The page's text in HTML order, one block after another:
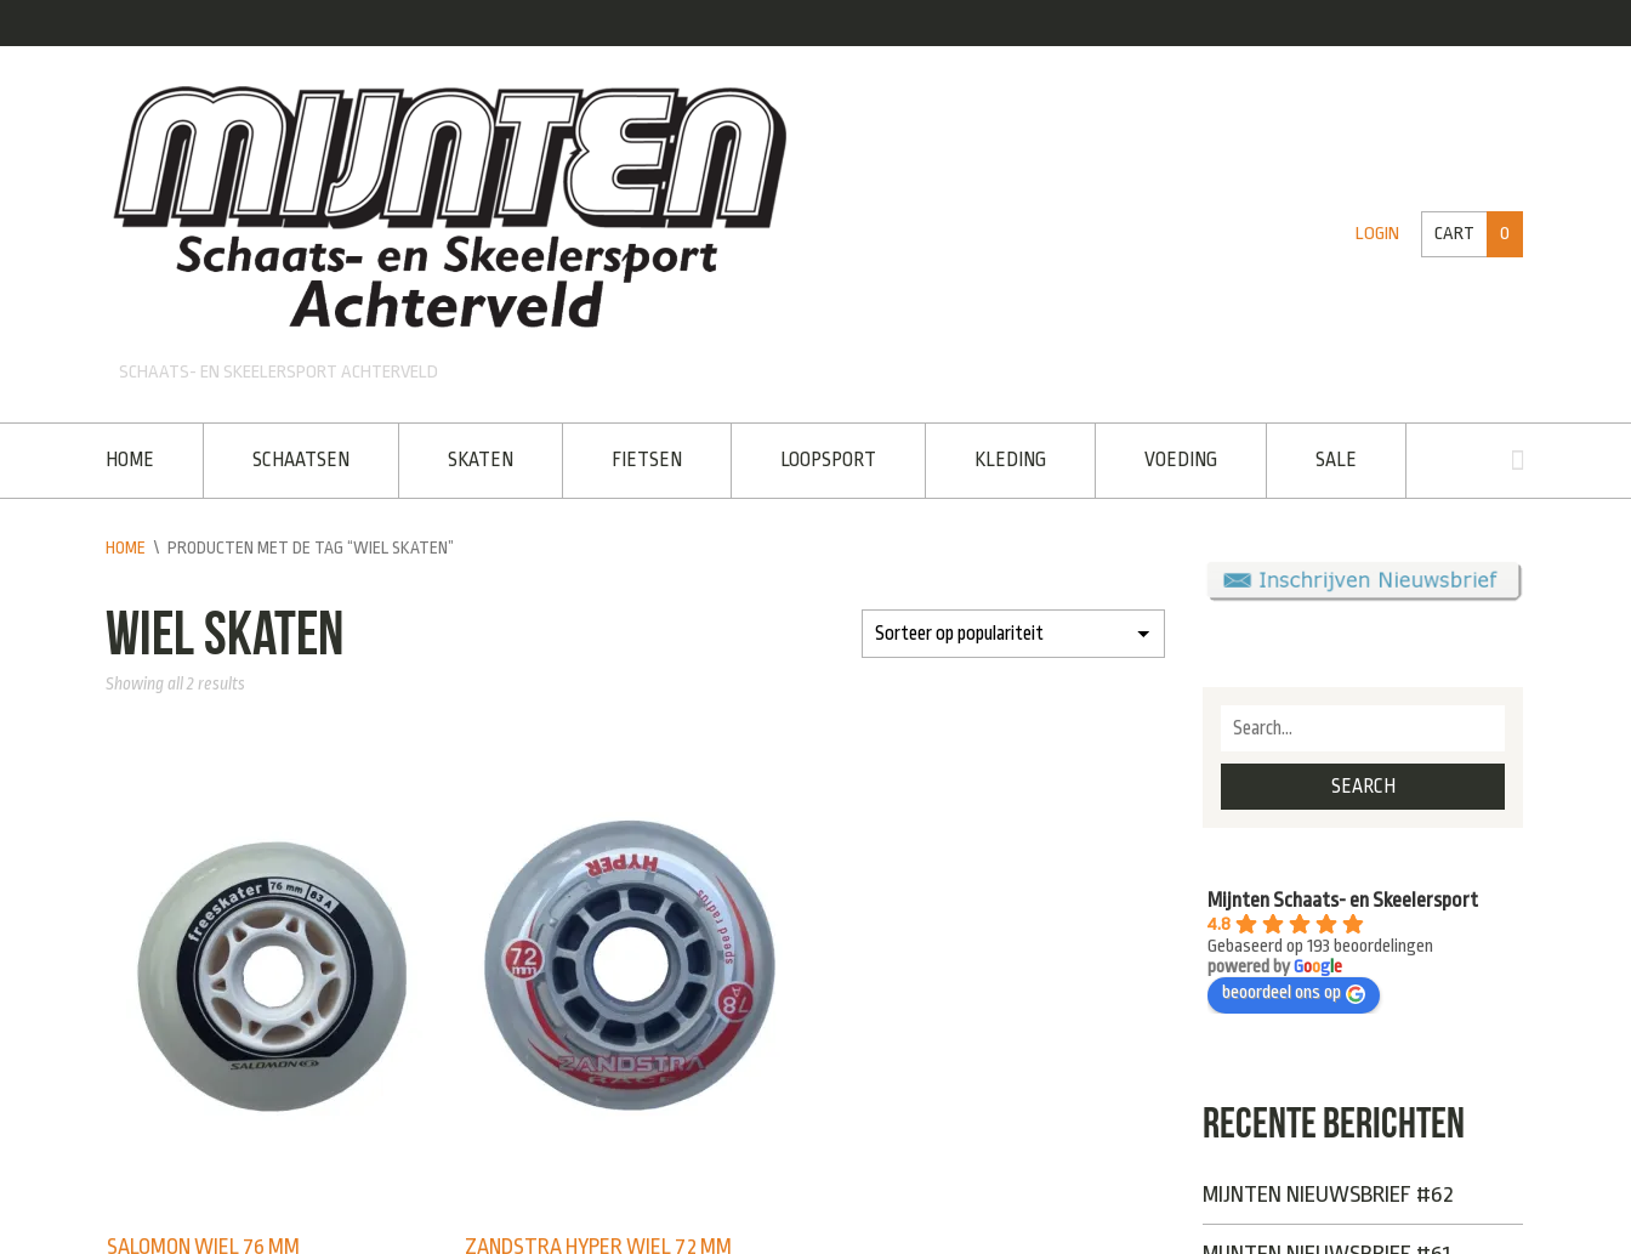
SCHAATS- EN SKEELERSPORT ACHTERVELD
LOGIN CART 0
HOME SCHAATSEN SKATEN FIETSEN LOOPSPORT KLEDING VOEDING SALE
HOME \ PRODUCTEN MET DE TAG “WIEL SKATEN”
wiel skaten
Showing all 2 results
SALOMON WIEL 76 MM ZANDSTRA HYPER WIEL 72 MM
Mijnten Schaats- en Skeelersport
4.8
Gebaseerd op 193 beoordelingen
powered byGoogle
beoordeel ons op
RECENTE BERICHTEN
MIJNTEN NIEUWSBRIEF #62